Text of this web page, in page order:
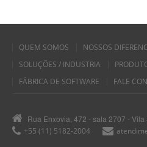
QUEM SOMOS
NOSSOS
SOLUÇÕES / INDUSTRIA
FÁBRICA DE SOFTWARE
FALE
Rua Enxovia, 472 - sala 2707 - Vila
+55 (11) 5182-2004